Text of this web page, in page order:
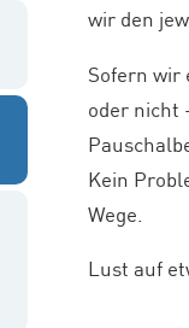
wir den
Sofern wir
oder nicht
Kein
Wege.
Lust auf